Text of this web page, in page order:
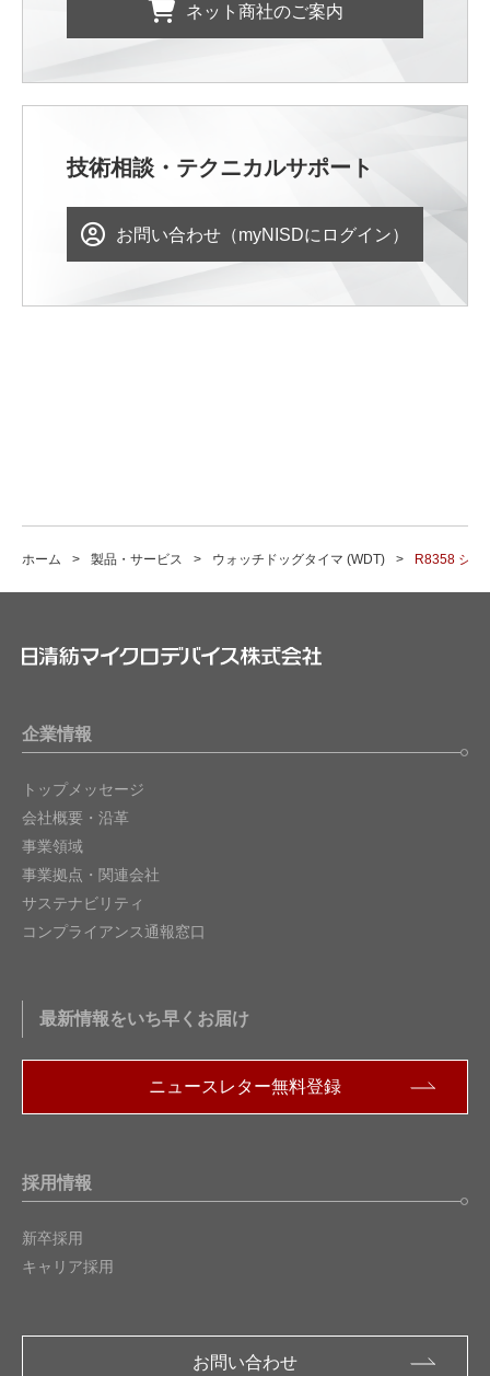
ネット商社のご案内
技術相談・テクニカルサポート
お問い合わせ（myNISDにログイン）
ホーム 製品・サービス ウォッチドッグタイマ (WDT) R8358 シリ
企業情報
トップメッセージ
会社概要・沿革
事業領域
事業拠点・関連会社
サステナビリティ
コンプライアンス通報窓口
最新情報をいち早くお届け
ニュースレター無料登録
採用情報
新卒採用
キャリア採用
お問い合わせ